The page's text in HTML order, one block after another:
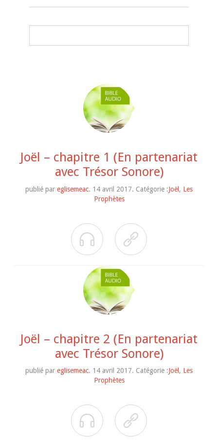
Joël – chapitre 1 (En partenariat
avec Trésor Sonore)
publié par eglisemeac. 14 avril 2017. Catégorie :Joël , Les
Prophètes
 
Joël – chapitre 2 (En partenariat
avec Trésor Sonore)
publié par eglisemeac. 14 avril 2017. Catégorie :Joël , Les
Prophètes
 